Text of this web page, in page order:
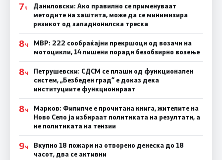
7Ч
Даниловски: Ако правилно се применуваат
методите на заштита, може да се минимизира
ризикот од западнонилска треска
8Ч
МВР: 222 сообраќајни прекршоци од возачи на
мотоцикли, 14 лишени поради безобѕирно возење
8Ч
Петрушевски: СДСМ се плаши од функционален
систем, „Безбеден град“ е доказ дека
институциите функционираат
8Ч
Марков: Филипче е прочитана книга, жителите на
Ново Село ја избираат политиката на резултати, а
не политиката на тензии
9Ч
Вкупно 18 пожари на отворено денеска до 18
часот, два се активни